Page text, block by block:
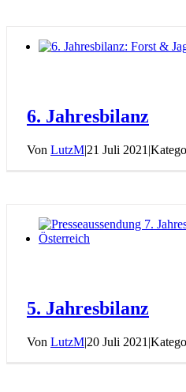
6. Jahresbilanz
Von LutzM|21 Juli 2021 |
5. Jahresbilanz
Von LutzM|20 Juli 2021 |